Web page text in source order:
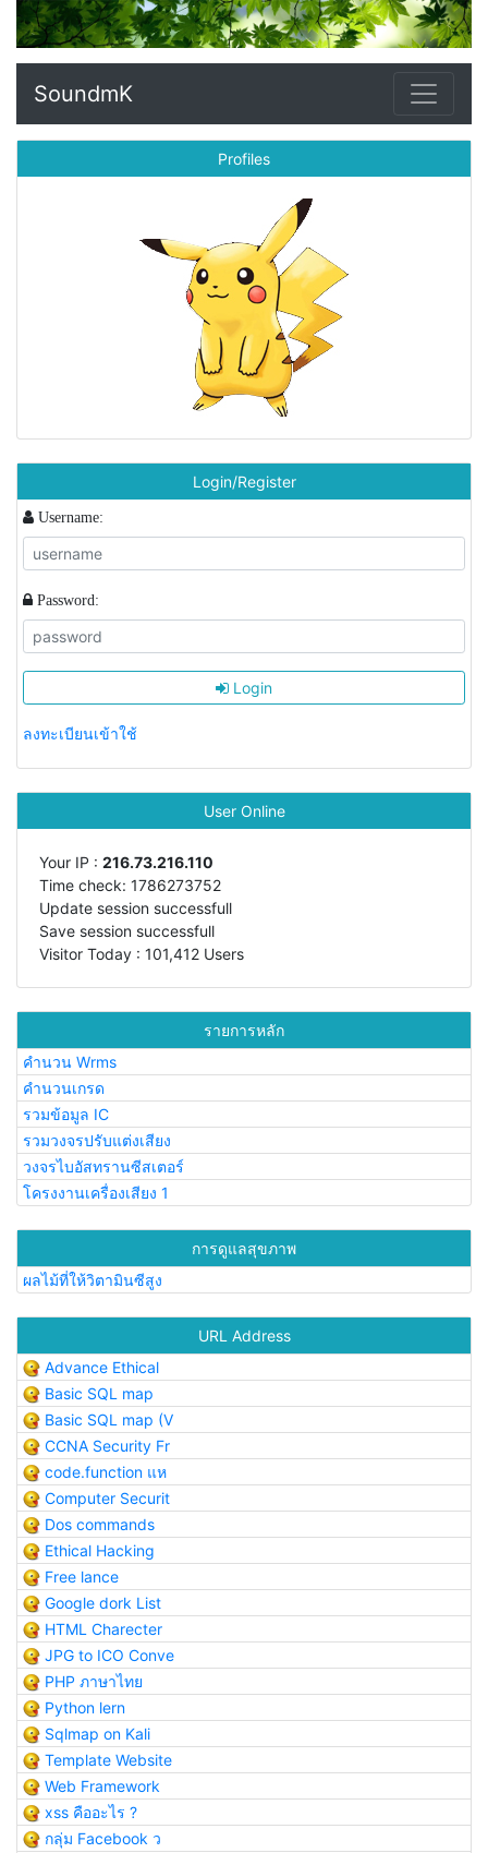
SoundmK
Profiles
Login/Register
Username:
Password:
Login
ลงทะเบียนเข้าใช้
User Online
Your IP : 216.73.216.110
Time check: 1786273752
Update session successfull
Save session successfull
Visitor Today : 101,412 Users
รายการหลัก
คำนวน Wrms
คำนวนเกรด
รวมข้อมูล IC
รวมวงจรปรับแต่งเสียง
วงจรไบอัสทรานซีสเตอร์
โครงงานเครื่องเสียง 1
การดูแลสุขภาพ
ผลไม้ที่ให้วิตามินซีสูง
URL Address
Advance Ethical
Basic SQL map
Basic SQL map (V
CCNA Security Fr
code.function แห
Computer Securit
Dos commands
Ethical Hacking
Free lance
Google dork List
HTML Charecter
JPG to ICO Conve
PHP ภาษาไทย
Python lern
Sqlmap on Kali
Template Website
Web Framework
xss คืออะไร ?
กลุ่ม Facebook ว